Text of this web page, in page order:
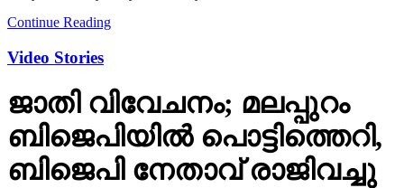
Continue Reading
Video Stories
ജാതി വിവേചനം; മലപ്പുറം
ബിജെപിയില്‍ പൊട്ടിത്തെറി,
ബിജെപി നേതാവ് രാജിവച്ചു